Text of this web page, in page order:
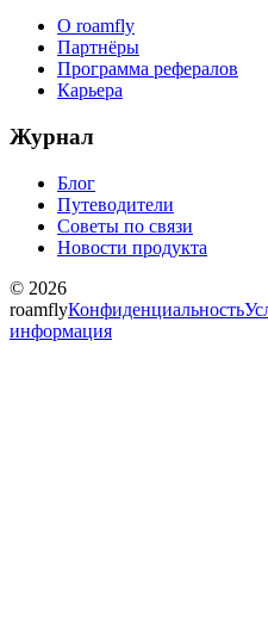
О roamfly
Партнёры
Программа рефералов
Карьера
Журнал
Блог
Путеводители
Советы по связи
Новости продукта
© 2026
roamflyКонфиденциальность
информация